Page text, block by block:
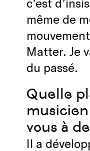
même de
Matter. Je
du passé.
Quelle
vous à
Il a